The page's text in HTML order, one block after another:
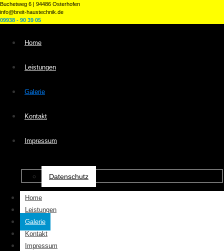
Buchetweg 6 | 94486 Osterhofen
info@breit-haustechnik.de
09938 - 90 39 05
Home
Leistungen
Galerie
Kontakt
Impressum
Datenschutz
Home
Leistungen
Galerie
Kontakt
Impressum